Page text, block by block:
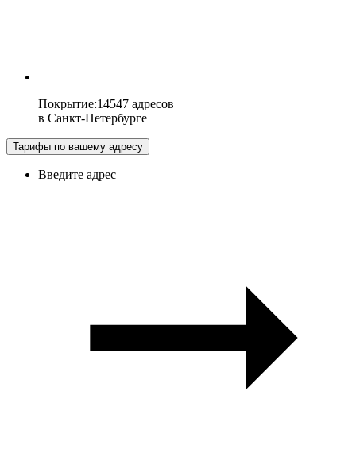
Покрытие:14547 адресов
в Санкт-Петербурге
Тарифы по вашему адресу
Введите адрес